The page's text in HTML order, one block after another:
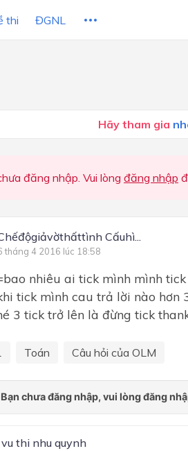
thi ĐGNL
Hãy tham gia
đăng nhập. Vui lòng đăng nhập
Cấuhì...
tháng 4 2016 lúc 18:58
nhiêu ai tick mình mình
tick mình cau trả lời nào hơn
3 tick trở lên là đừng tick
Toán Câu hỏi của OLM
vu thi nhu quynh